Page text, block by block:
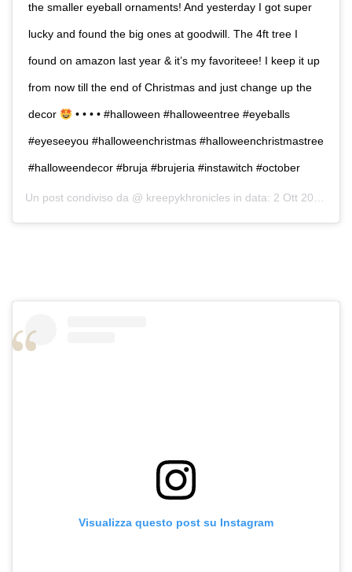
the smaller eyeball ornaments! And yesterday I got super
lucky and found the big ones at goodwill. The 4ft tree I
found on amazon last year & it’s my favoriteee! I keep it up
from now till the end of Christmas and just change up the
decor • • • • #halloween #halloweentree #eyeballs
#eyeseeyou #halloweenchristmas #halloweenchristmastree
#halloweendecor #bruja #brujeria #instawitch #october
Un post condiviso da @ kreepykhronicles in data: 2 Ott 2019 alle ore 1:42 PDT
Visualizza questo post su Instagram